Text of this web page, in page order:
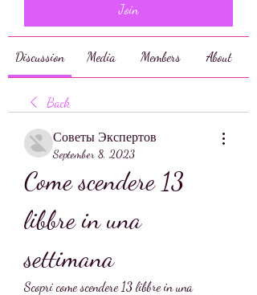
Join
Discussion Media Members About
Back
Советы Экспертов
September 8, 2023
Come scendere 13
libbre in una
settimana
Scopri come scendere 13 libbre in una